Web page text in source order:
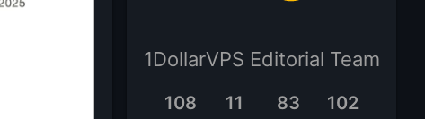
1DollarVPS Editorial Team
108 11 83 102